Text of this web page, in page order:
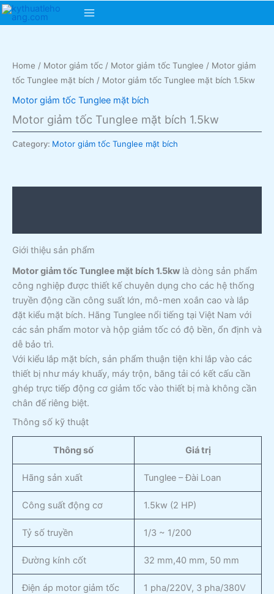
Skip
Main
Home / Motor giảm tốc / Motor giảm tốc Tunglee / Motor giảm
tốc Tunglee mặt bích / Motor giảm tốc Tunglee mặt bích 1.5kw
Motor giảm tốc Tunglee mặt bích
Motor giảm tốc Tunglee mặt bích 1.5kw
Category: Motor giảm tốc Tunglee mặt bích
Giới thiệu sản phẩm
Motor giảm tốc Tunglee mặt bích 1.5kw là dòng sản phẩm
công nghiệp được thiết kế chuyên dụng cho các hệ thống
truyền động cần công suất lớn, mô-men xoắn cao và lắp
đặt kiểu mặt bích. Hãng Tunglee nổi tiếng tại Việt Nam với
các sản phẩm motor và hộp giảm tốc có độ bền, ổn định và
dễ bảo trì.
Với kiểu lắp mặt bích, sản phẩm thuận tiện khi lắp vào các
thiết bị như máy khuấy, máy trộn, băng tải có kết cấu cần
ghép trực tiếp động cơ giảm tốc vào thiết bị mà không cần
chân đế riêng biệt.
Thông số kỹ thuật
Thông số Giá trị
Hãng sản xuất Tunglee – Đài Loan
Công suất động cơ 1.5kw (2 HP)
Tỷ số truyền 1/3 ~ 1/200
Đường kính cốt 32 mm,40 mm, 50 mm
Điện áp motor giảm tốc 1 pha/220V, 3 pha/380V